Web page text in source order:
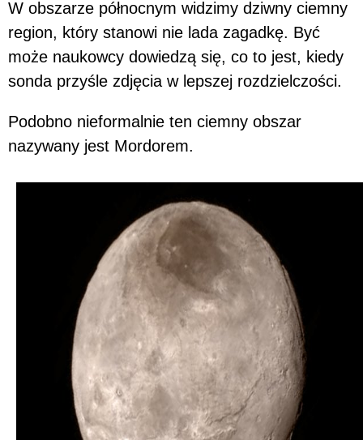
W obszarze północnym widzimy dziwny ciemny
region, który stanowi nie lada zagadkę. Być
może naukowcy dowiedzą się, co to jest, kiedy
sonda przyśle zdjęcia w lepszej rozdzielczości.
Podobno nieformalnie ten ciemny obszar
nazywany jest Mordorem.